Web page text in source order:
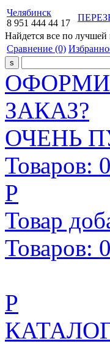
Челябинск
8 951 444 44 17
Найдется все по лучшей
Сравнение (0)
ЗАКАЗ?
ОЧЕНЬ
Товаров: 0
Р
Товар
Товаров: 0
Р